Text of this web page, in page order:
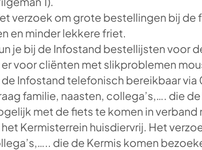
verzoek om grote bestellingen bij
en minder lekkere friet.
je bij de Infostand bestellijsten voor
er voor cliënten met slikproblemen
de Infostand telefonisch bereikbaar
familie, naasten, collega’s,…. die
met de fiets te komen in
het Kermisterrein huisdiervrij. Het
die de Kermis komen